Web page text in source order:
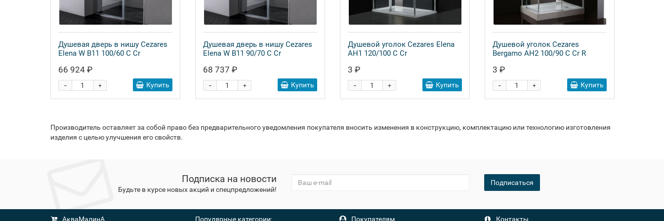
Душевая дверь в нишу Cezares
Elena W B11 100/60 C Cr
66 924 ₽
+
- Купить
Душевая дверь в нишу Cezares
Elena W B11 90/70 C Cr
68 737 ₽
+
- Купить
Душевой уголок Cezares Elena
AH1 120/100 C Cr
3 ₽
+
- Купить
Душевой уголок Cezares
Bergamo AH2 100/90 C Cr R
3 ₽
+
- Купить
Производитель оставляет за собой право без предварительного уведомления покупателя вносить изменения в конструкцию, комплектацию или технологию изготовления
изделия с целью улучшения его свойств.
Подписка на новости
Будьте в курсе новых акций и спецпредложений!
Подписаться
АкваМалинА Популярные категории: Покупателям Контакты